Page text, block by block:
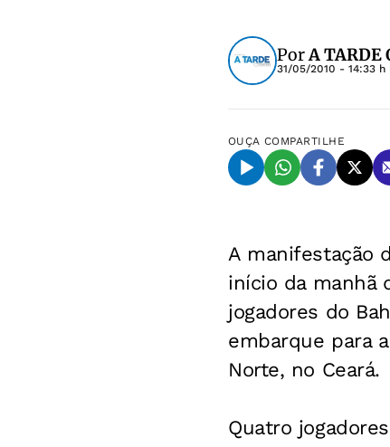
PorA TARDE
31/05/2010 - 14:33 h
OUÇA COMPARTILHE
A manifestação
início da manhã
jogadores do
embarque para
Norte, no Ceará.
Quatro